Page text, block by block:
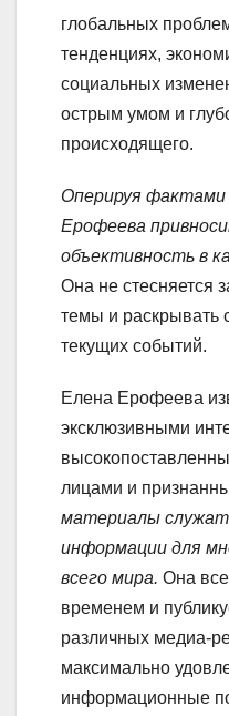
глобальных
тенденциях,
социальных
острым умом и
происходящего.
Оперируя
Ерофеева
объективность в
Она не стесняется
темы и раскрывать
текущих событий.
Елена Ерофеева
эксклюзивными
лицами и
материалы
информации для
всего мира. Она
временем и
различных медиа-
максимально
информационные